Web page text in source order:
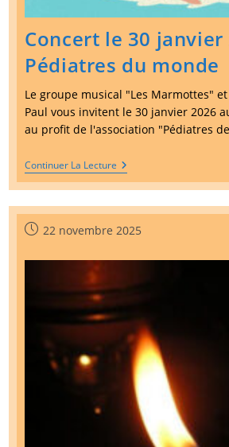
Concert le 30
Pédiatres du monde
Le groupe musical "Les Marmottes"
Paul vous invitent le 30 janvier 2026
au profit de l'association "Pédiatres
Continuer La Lecture Concert
Le
30
Janvier
2026
Pour
Publication
22 novembre 2025